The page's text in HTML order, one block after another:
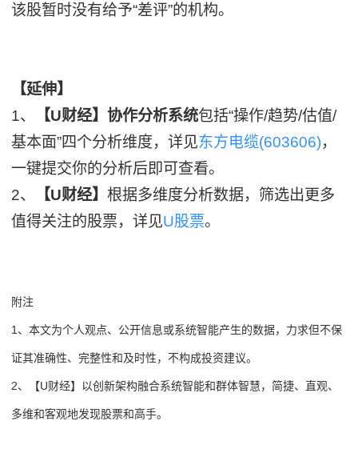
该股暂时没有给予“差评”的机构。
【延伸】
1、
【U财经】协作分析系统包括“操作/趋势/估值/
基本面”四个分析维度，详见东方电缆(603606)，
一键提交你的分析后即可查看。
2、
【U财经】根据多维度分析数据，筛选出更多
值得关注的股票，详见U股票。
附注
1、本文为个人观点、公开信息或系统智能产生的数据，力求但不保
证其准确性、完整性和及时性，不构成投资建议。
2、【U财经】以创新架构融合系统智能和群体智慧，简捷、直观、
多维和客观地发现股票和高手。